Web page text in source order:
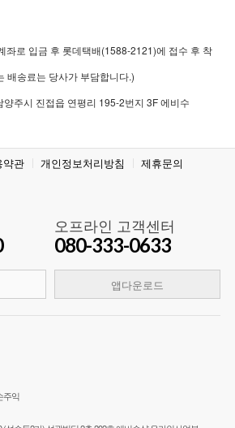
좌로 입금 후 롯데택배(1588-2121)에 접수 후 착
배송료는 당사가 부담합니다.)
양주시 진접읍 연평리 195-2번지 3F 에비수
약관 개인정보처리방침 제휴문의
오프라인 고객센터
080-333-0633
앱다운로드
주익